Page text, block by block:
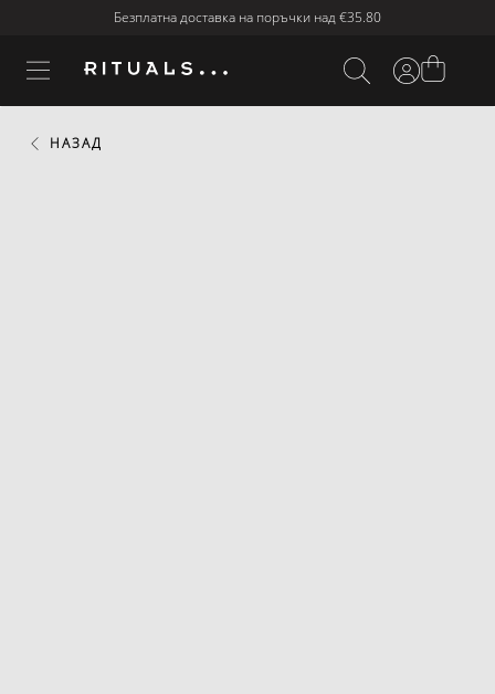
Безплатна доставка на поръчки над€35.80
НАЗАД